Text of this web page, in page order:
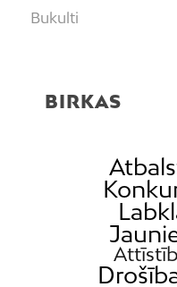
Bukulti
Čiekurkalns
BIRKAS